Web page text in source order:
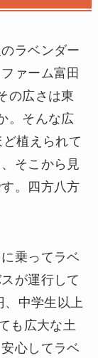
ラベンダー
ァーム富田
の広さは東
。そんな広
植えられて
そこから見
。四方八方
乗ってラベ
が運行して
、中学生以上
も広大な土
心してラベ